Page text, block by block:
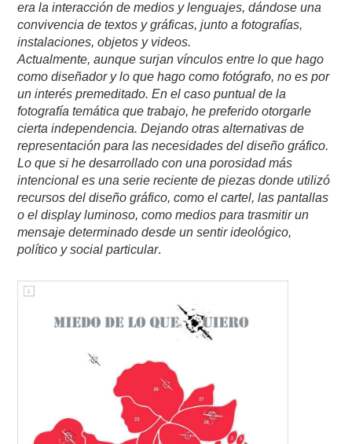
era la interacción de medios y lenguajes, dándose una
convivencia de textos y gráficas, junto a fotografías,
instalaciones, objetos y videos.
Actualmente, aunque surjan vínculos entre lo que hago
como diseñador y lo que hago como fotógrafo, no es por
un interés premeditado. En el caso puntual de la
fotografía temática que trabajo, he preferido otorgarle
cierta independencia. Dejando otras alternativas de
representación para las necesidades del diseño gráfico.
Lo que si he desarrollado con una porosidad más
intencional es una serie reciente de piezas donde utilizó
recursos del diseño gráfico, como el cartel, las pantallas
o el display luminoso, como medios para trasmitir un
mensaje determinado desde un sentir ideológico,
político y social particular.